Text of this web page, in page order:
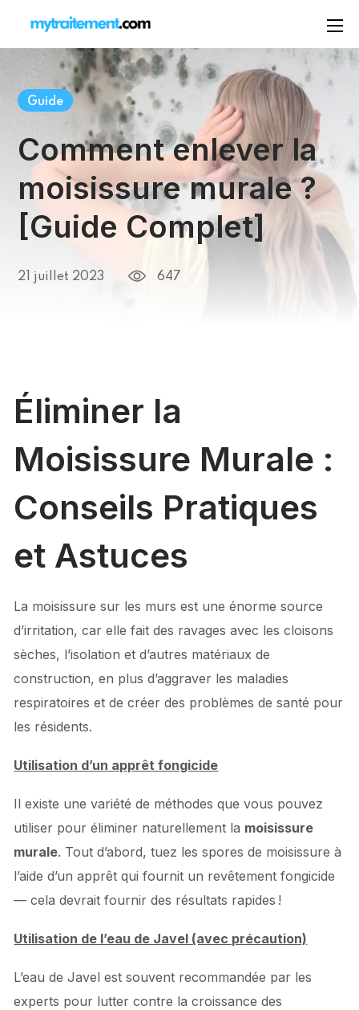
Guide
Comment enlever la
moisissure murale ?
[Guide Complet]
21 juillet 2023 647
Éliminer la
Moisissure Murale :
Conseils Pratiques
et Astuces
La moisissure sur les murs est une énorme source
d’irritation, car elle fait des ravages avec les cloisons
sèches, l’isolation et d’autres matériaux de
construction, en plus d’aggraver les maladies
respiratoires et de créer des problèmes de santé pour
les résidents.
Utilisation d’un apprêt fongicide
Il existe une variété de méthodes que vous pouvez
utiliser pour éliminer naturellement la moisissure
murale. Tout d’abord, tuez les spores de moisissure à
l’aide d’un apprêt qui fournit un revêtement fongicide
— cela devrait fournir des résultats rapides !
Utilisation de l’eau de Javel (avec précaution)
L’eau de Javel est souvent recommandée par les
experts pour lutter contre la croissance des